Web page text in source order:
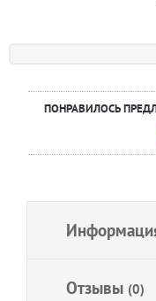
ПОНРАВИЛОСЬ
Отзывы (0)